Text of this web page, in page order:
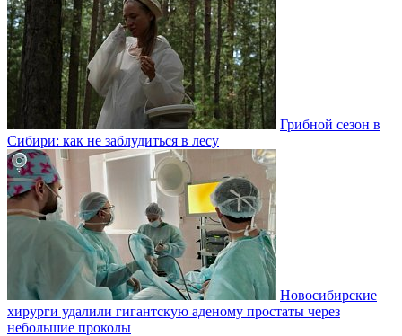
Грибной сезон в
Сибири: как не заблудиться в лесу
Новосибирские
хирурги удалили гигантскую аденому простаты через
небольшие проколы